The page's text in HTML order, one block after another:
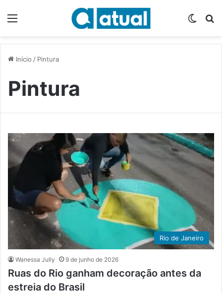
Início / Pintura
Pintura
Rio de Janeiro
Wanessa Jully 9 de junho de 2026
Ruas do Rio ganham decoração antes da
estreia do Brasil